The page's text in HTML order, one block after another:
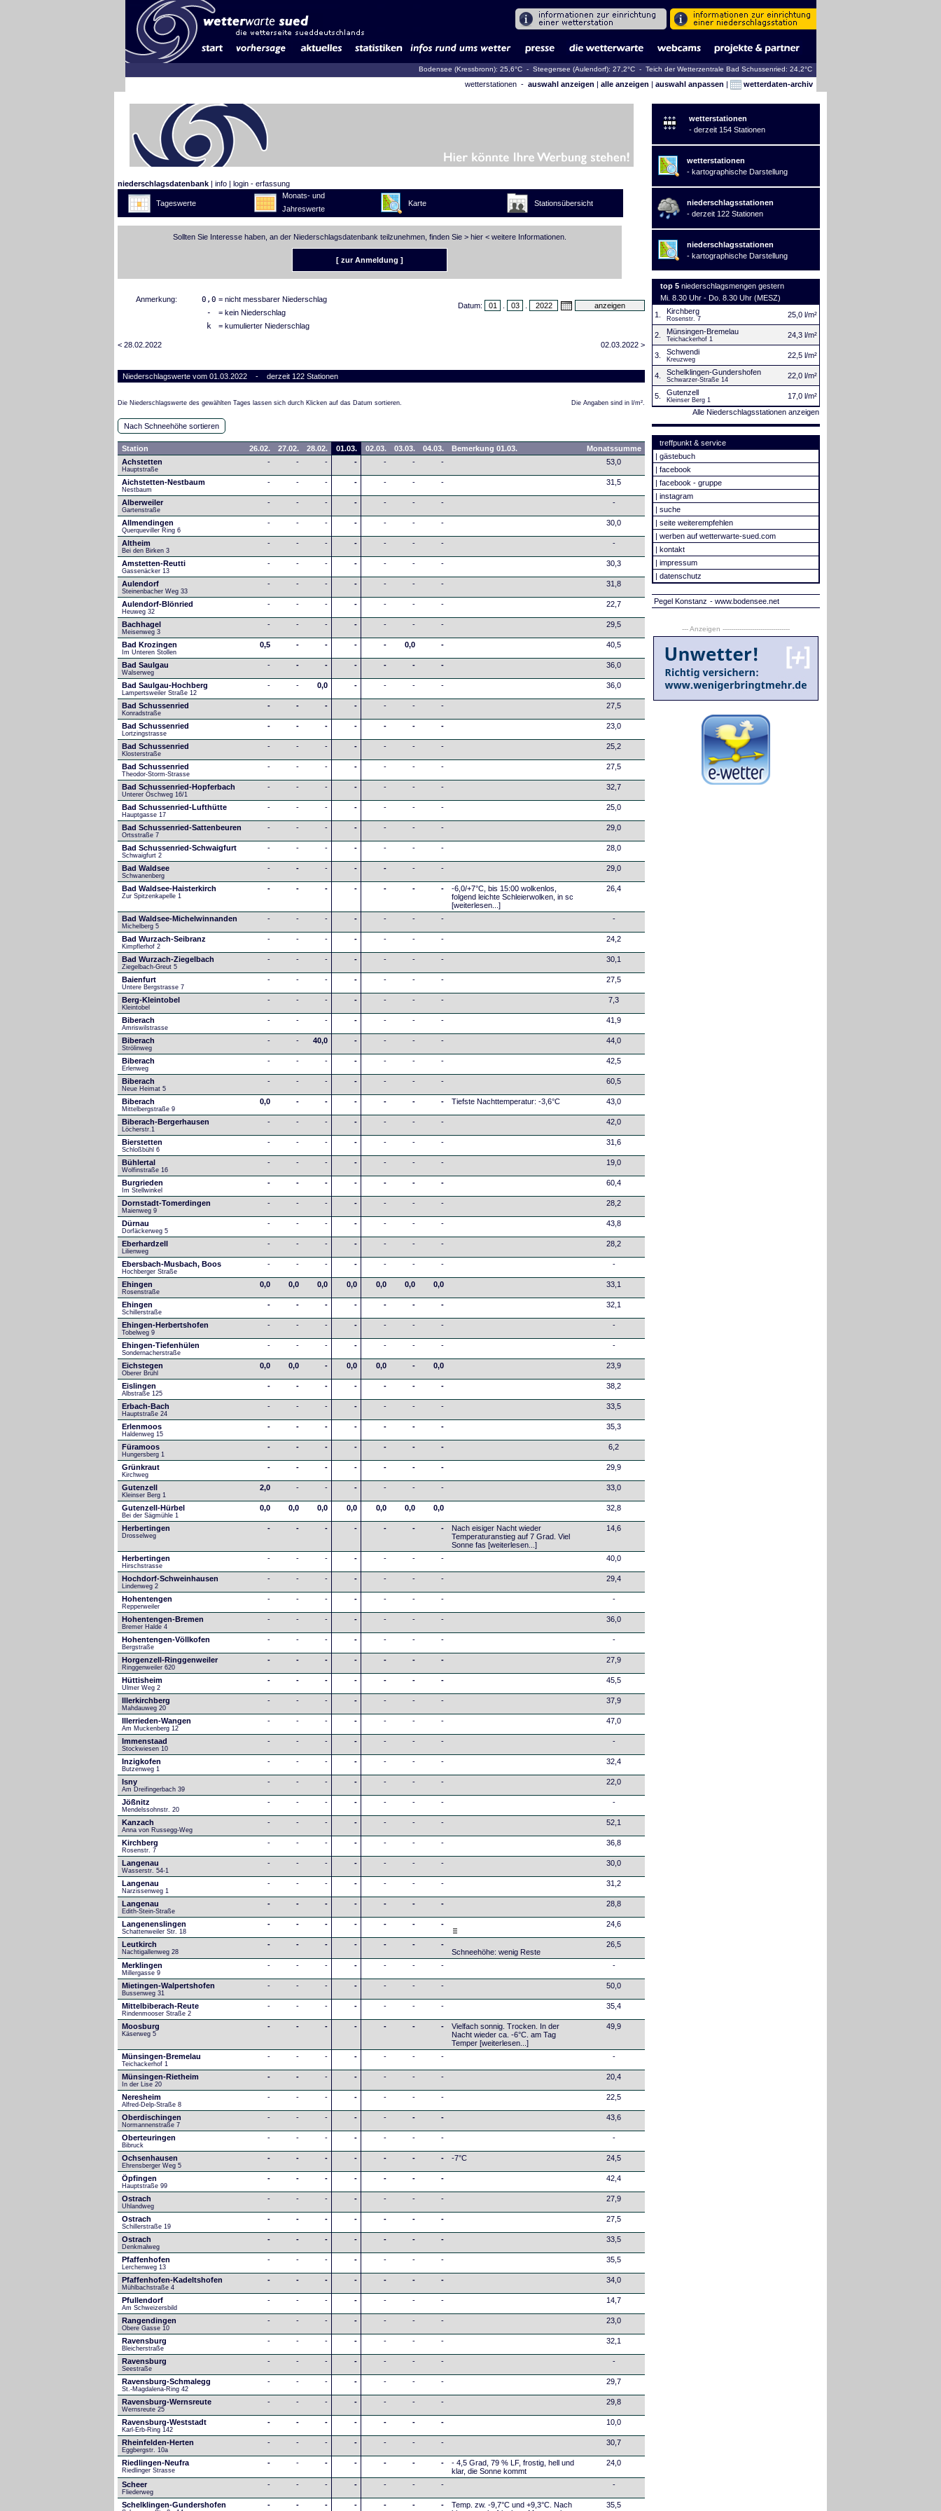
Bodensee (Kressbronn): 25,6°C - Steegersee (Aulendorf): 27,2°C - Teich der Wetterzentrale Bad Schussenried: 24,2°C
wetterstationen - auswahl anzeigen | alle anzeigen | auswahl anpassen | wetterdaten-archiv
niederschlagsdatenbank | info | login - erfassung
Tageswerte
Monats- und
Jahreswerte
Karte Stationsübersicht
Sollten Sie Interesse haben, an der Niederschlagsdatenbank teilzunehmen, finden Sie > hier < weitere Informationen.
[ zur Anmeldung ]
Datum:
Anmerkung: 0,0 = nicht messbarer Niederschlag
- = kein Niederschlag
k = kumulierter Niederschlag
< 28.02.2022 02.03.2022 >
Niederschlagswerte vom 01.03.2022 - derzeit 122 Stationen
Die Niederschlagswerte des gewählten Tages lassen sich durch Klicken auf das Datum sortieren. Die Angaben sind in l/m².
Nach Schneehöhe sortieren
Station 26.02. 27.02. 28.02. 01.03. 02.03. 03.03. 04.03. Bemerkung 01.03.
Monatssumme
Achstetten
Hauptstraße
- - - - - - - 53,0
Aichstetten-Nestbaum
Nestbaum
- - - - - - - 31,5
Alberweiler
Gartenstraße
- - - - - - - -
Allmendingen
Querqueviller Ring 6
- - - - - - - 30,0
Altheim
Bei den Birken 3
- - - - - - - -
Amstetten-Reutti
Gassenäcker 13
- - - - - - - 30,3
Aulendorf
Steinenbacher Weg 33
- - - - - - - 31,8
Aulendorf-Blönried
Heuweg 32
- - - - - - - 22,7
Bachhagel
Meisenweg 3
- - - - - - - 29,5
Bad Krozingen
Im Unteren Stollen
0,5 - - - - 0,0 - 40,5
Bad Saulgau
Walserweg
- - - - - - - 36,0
Bad Saulgau-Hochberg
Lampertsweiler Straße 12
- - 0,0 - - - - 36,0
Bad Schussenried
Konradstraße
- - - - - - - 27,5
Bad Schussenried
Lortzingstrasse
- - - - - - - 23,0
Bad Schussenried
Klosterstraße
- - - - - - - 25,2
Bad Schussenried
Theodor-Storm-Strasse
- - - - - - - 27,5
Bad Schussenried-Hopferbach
Unterer Öschweg 16/1
- - - - - - - 32,7
Bad Schussenried-Lufthütte
Hauptgasse 17
- - - - - - - 25,0
Bad Schussenried-Sattenbeuren
Ortsstraße 7
- - - - - - - 29,0
Bad Schussenried-Schwaigfurt
Schwaigfurt 2
- - - - - - - 28,0
Bad Waldsee
Schwanenberg
- - - - - - - 29,0
Bad Waldsee-Haisterkirch
Zur Spitzenkapelle 1
- - - - - - -
-6,0/+7°C, bis 15:00 wolkenlos,
folgend leichte Schleierwolken, in sc
[weiterlesen...]
26,4
Bad Waldsee-Michelwinnanden
Michelberg 5
- - - - - - - -
Bad Wurzach-Seibranz
Kimpflerhof 2
- - - - - - - 24,2
Bad Wurzach-Ziegelbach
Ziegelbach-Greut 5
- - - - - - - 30,1
Baienfurt
Untere Bergstrasse 7
- - - - - - - 27,5
Berg-Kleintobel
Kleintobel
- - - - - - - 7,3
Biberach
Amriswilstrasse
- - - - - - - 41,9
Biberach
Strölinweg
- - 40,0 - - - - 44,0
Biberach
Erlenweg
- - - - - - - 42,5
Biberach
Neue Heimat 5
- - - - - - - 60,5
Biberach
Mittelbergstraße 9
0,0 - - - - - - Tiefste Nachttemperatur: -3,6°C 43,0
Biberach-Bergerhausen
Löcherstr.1
- - - - - - - 42,0
Bierstetten
Schloßbühl 6
- - - - - - - 31,6
Bühlertal
Wolfinstraße 16
- - - - - - - 19,0
Burgrieden
Im Stellwinkel
- - - - - - - 60,4
Dornstadt-Tomerdingen
Maienweg 9
- - - - - - - 28,2
Dürnau
Dorfäckerweg 5
- - - - - - - 43,8
Eberhardzell
Lilienweg
- - - - - - - 28,2
Ebersbach-Musbach, Boos
Hochberger Straße
- - - - - - - -
Ehingen
Rosenstraße
0,0 0,0 0,0 0,0 0,0 0,0 0,0 33,1
Ehingen
Schillerstraße
- - - - - - - 32,1
Ehingen-Herbertshofen
Tobelweg 9
- - - - - - - -
Ehingen-Tiefenhülen
Sondernacherstraße
- - - - - - - -
Eichstegen
Oberer Brühl
0,0 0,0 - 0,0 0,0 - 0,0 23,9
Eislingen
Albstraße 125
- - - - - - - 38,2
Erbach-Bach
Hauptstraße 24
- - - - - - - 33,5
Erlenmoos
Haldenweg 15
- - - - - - - 35,3
Füramoos
Hungersberg 1
- - - - - - - 6,2
Grünkraut
Kirchweg
- - - - - - - 29,9
Gutenzell
Kleinser Berg 1
2,0 - - - - - - 33,0
Gutenzell-Hürbel
Bei der Sägmühle 1
0,0 0,0 0,0 0,0 0,0 0,0 0,0 32,8
Herbertingen
Drosselweg
- - - - - - -
Nach eisiger Nacht wieder
Temperaturanstieg auf 7 Grad. Viel
Sonne fas [weiterlesen...]
14,6
Herbertingen
Hirschstrasse
- - - - - - - 40,0
Hochdorf-Schweinhausen
Lindenweg 2
- - - - - - - 29,4
Hohentengen
Repperweiler
- - - - - - - -
Hohentengen-Bremen
Bremer Halde 4
- - - - - - - 36,0
Hohentengen-Völlkofen
Bergstraße
- - - - - - - -
Horgenzell-Ringgenweiler
Ringgenweiler 620
- - - - - - - 27,9
Hüttisheim
Ulmer Weg 2
- - - - - - - 45,5
Illerkirchberg
Mahdauweg 20
- - - - - - - 37,9
Illerrieden-Wangen
Am Muckenberg 12
- - - - - - - 47,0
Immenstaad
Stockwiesen 10
- - - - - - - -
Inzigkofen
Butzenweg 1
- - - - - - - 32,4
Isny
Am Dreifingerbach 39
- - - - - - - 22,0
Jößnitz
Mendelssohnstr. 20
- - - - - - - -
Kanzach
Anna von Russegg-Weg
- - - - - - - 52,1
Kirchberg
Rosenstr. 7
- - - - - - - 36,8
Langenau
Wasserstr. 54-1
- - - - - - - 30,0
Langenau
Narzissenweg 1
- - - - - - - 31,2
Langenau
Edith-Stein-Straße
- - - - - - - 28,8
Langenenslingen
Schattenweiler Str. 18
- - - - - - - 24,6
Leutkirch
Nachtigallenweg 28
- - - - - -
-
Schneehöhe: wenig Reste
26,5
Merklingen
Millergasse 9
- - - - - - - -
Mietingen-Walpertshofen
Bussenweg 31
- - - - - - - 50,0
Mittelbiberach-Reute
Rindenmooser Straße 2
- - - - - - - 35,4
Moosburg
Käserweg 5
- - - - - - -
Vielfach sonnig. Trocken. In der
Nacht wieder ca. -6°C. am Tag
Temper [weiterlesen...]
49,9
Münsingen-Bremelau
Teichackerhof 1
- - - - - - - -
Münsingen-Rietheim
In der Lise 20
- - - - - - - 20,4
Neresheim
Alfred-Delp-Straße 8
- - - - - - - 22,5
Oberdischingen
Normannenstraße 7
- - - - - - - 43,6
Oberteuringen
Bibruck
- - - - - - - -
Ochsenhausen
Ehrensberger Weg 5
- - - - - - - -7°C 24,5
Öpfingen
Hauptstraße 99
- - - - - - - 42,4
Ostrach
Uhlandweg
- - - - - - - 27,9
Ostrach
Schillerstraße 19
- - - - - - - 27,5
Ostrach
Denkmalweg
- - - - - - - 33,5
Pfaffenhofen
Lerchenweg 13
- - - - - - - 35,5
Pfaffenhofen-Kadeltshofen
Mühlbachstraße 4
- - - - - - - 34,0
Pfullendorf
Am Schweizersbild
- - - - - - - 14,7
Rangendingen
Obere Gasse 10
- - - - - - - 23,0
Ravensburg
Bleicherstraße
- - - - - - - 32,1
Ravensburg
Seestraße
- - - - - - - -
Ravensburg-Schmalegg
St.-Magdalena-Ring 42
- - - - - - - 29,7
Ravensburg-Wernsreute
Wernsreute 25
- - - - - - - 29,8
Ravensburg-Weststadt
Karl-Erb-Ring 142
- - - - - - - 10,0
Rheinfelden-Herten
Eggbergstr. 10a
- - - - - - - 30,7
Riedlingen-Neufra
Riedlinger Strasse
- - - - - - -
- 4,5 Grad, 79 % LF, frostig, hell und
klar, die Sonne kommt
24,0
Scheer
Fliederweg
- - - - - - - -
Schelklingen-Gundershofen - - - - - - -
Temp. zw. -9,7°C und +9,3°C. Nach
35,5
wetterstationen
- derzeit 154 Stationen
wetterstationen
- kartographische Darstellung
niederschlagsstationen
- derzeit 122 Stationen
niederschlagsstationen
- kartographische Darstellung
top 5 niederschlagsmengen gestern
Mi. 8.30 Uhr - Do. 8.30 Uhr (MESZ)
1.
Kirchberg
Rosenstr. 7 25,0 l/m²
2. Münsingen-Bremelau
Teichackerhof 1 24,3 l/m²
3. Schwendi
Kreuzweg 22,5 l/m²
4. Schelklingen-Gundershofen
Schwarzer-Straße 14 22,0 l/m²
5. Gutenzell
Kleinser Berg 1
17,0 l/m²
Alle Niederschlagsstationen anzeigen
treffpunkt & service
| gästebuch
| facebook
| facebook - gruppe
| instagram
| suche
| seite weiterempfehlen
| werben auf wetterwarte-sued.com
| kontakt
| impressum
| datenschutz
Pegel Konstanz - www.bodensee.net
--- Anzeigen --------------------------------